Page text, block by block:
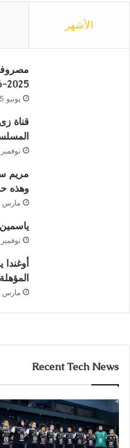
الأشهر
2025-2026.. الأسعار وطرق السداد
يونيو 25, 2025
قناة
نوفمبر 11, 2024
وهذه
مارس 20, 2024
نوفمبر 26, 2025
مارس 20, 2025
Recent Tech News